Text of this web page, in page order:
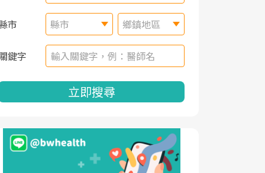
市 縣市 鄉鎮地區
鍵字
立即搜尋